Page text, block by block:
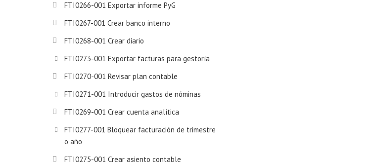
FTI0266-001 Exportar informe PyG
FTI0267-001 Crear banco interno
FTI0268-001 Crear diario
FTI0273-001 Exportar facturas para gestoría
FTI0270-001 Revisar plan contable
FTI0271-001 Introducir gastos de nóminas
FTI0269-001 Crear cuenta analítica
FTI0277-001 Bloquear facturación de trimestre
o año
FTI0275-001 Crear asiento contable